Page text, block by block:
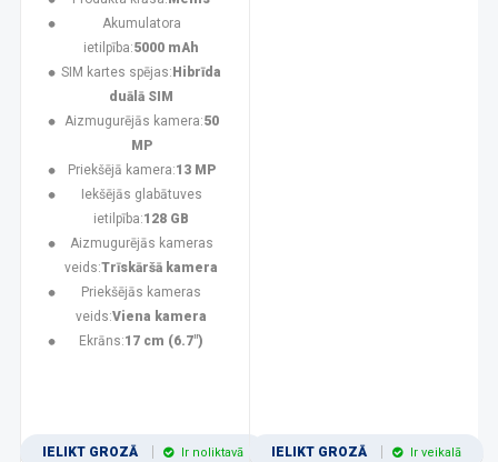
Akumulatora
ietilpība:5000 mAh
SIM kartes spējas: Hibrīda
duālā SIM
Aizmugurējās kamera:50
MP
Priekšējā kamera:13 MP
Iekšējās glabātuves
ietilpība:128 GB
Aizmugurējās kameras
veids:Trīskāršā kamera
Priekšējās kameras
veids:Viena kamera
Ekrāns:17 cm (6.7")
IELIKT GROZĀ Ir noliktavā IELIKT GROZĀ Ir veikalā